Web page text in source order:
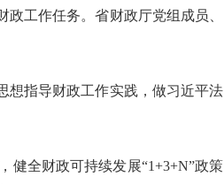
工作任务。省财政厅党组成员、
想指导财政工作实践，做习近平法
健全财政可持续发展“1+3+N”政策